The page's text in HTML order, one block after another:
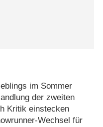
im Sommer
der zweiten
Kritik einstecken
Wechsel für